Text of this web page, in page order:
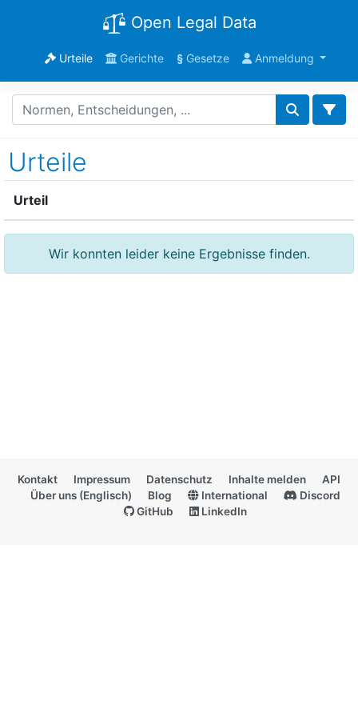
Open Legal Data
Urteile Gerichte §Gesetze Anmeldung
Urteile
Urteil
Wir konnten leider keine Ergebnisse finden.
Kontakt Impressum Datenschutz Inhalte melden
API
Über uns (Englisch)
Blog International
Discord
GitHub
LinkedIn